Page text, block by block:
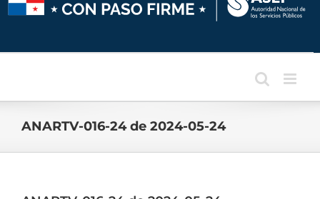
ANARTV-016-24 de 2024-05-24